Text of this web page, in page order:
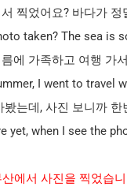
찍었어요? 바다가 정
taken? The sea is
에 가족하고 여행 가
I went to travel
는데 , 사진 보니까 한
yet, when I see the
에서 사진을 찍었습